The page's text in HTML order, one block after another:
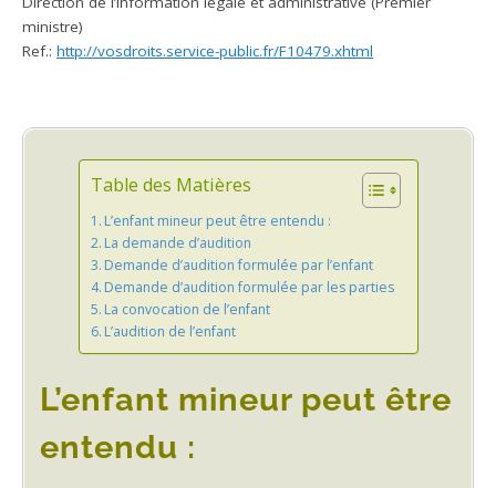
ministre)
Ref.: http://vosdroits.service-public.fr/F10479.xhtml
Table des Matières
L’enfant mineur peut être entendu :
La demande d’audition
Demande d’audition formulée par l’enfant
Demande d’audition formulée par les parties
La convocation de l’enfant
L’audition de l’enfant
L’enfant mineur peut être
entendu :